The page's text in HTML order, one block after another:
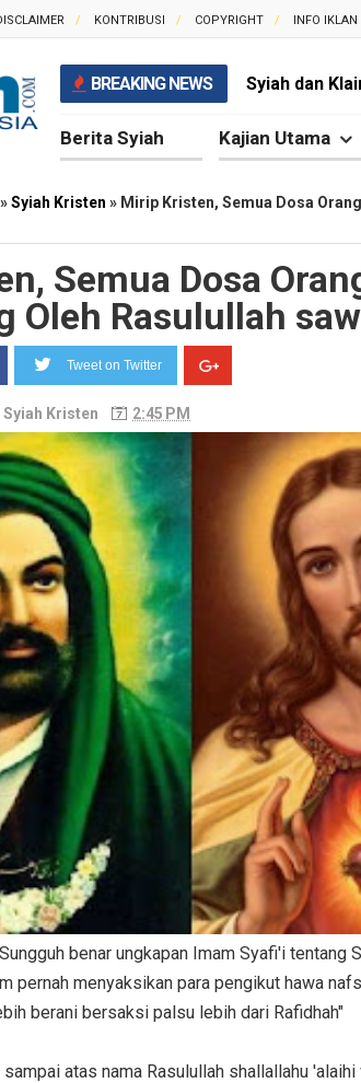
KONTRIBUSI COPYRIGHT INFO IKLAN
BREAKING NEWS Syiah dan
Kesalahan
Syiah dan
Kesalahan
Syiah dan
Syiah dan
Mengapa
Mengapa
Syiah dan
Kesalahan
Syiah dan
Syiah dan
Mengapa
Syiah dan
Syiah dan
Kesalahan
Syiah dan
Syiah dan
Syiah dan
Berita Syiah Kajian Utama
»Syiah Kristen » Mirip Kristen, Semua Dosa
Semua Dosa
Oleh Rasulullah saw
Tweet on Twitter
Syiah Kristen 2:45 PM
Sungguh benar ungkapan Imam Syafi'i tentang
pernah menyaksikan para pengikut hawa
berani bersaksi palsu lebih dari Rafidhah"
atas nama Rasulullah shallallahu